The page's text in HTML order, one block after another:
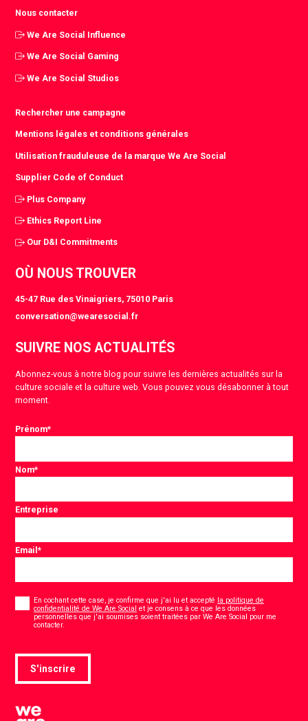
Nous contacter
We Are Social Influence
We Are Social Gaming
We Are Social Studios
Rechercher une campagne
Mentions légales et conditions générales
Utilisation frauduleuse de la marque We Are Social
Supplier Code of Conduct
Plus Company
Ethics Report Line
Our D&I Commitments
OÙ NOUS TROUVER
45-47 Rue des Vinaigriers, 75010 Paris
conversation@wearesocial.fr
SUIVRE NOS ACTUALITÉS
Abonnez-vous à notre blog pour suivre les dernières actualités sur la
culture sociale et la culture web. Vous pouvez vous désabonner à tout
moment.
Prénom*
Nom*
Entreprise
Email*
En cochant cette case, je confirme que j'ai lu et accepté la politique de
confidentialité de We Are Social et je consens à ce que les données
personnelles que j'ai soumises soient traitées par We Are Social pour me
contacter.
S'inscrire